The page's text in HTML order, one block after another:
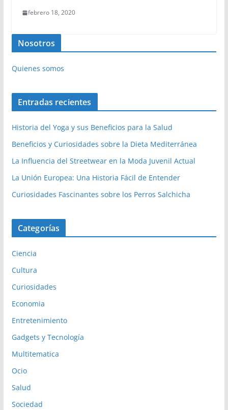
febrero 18, 2020
Nosotros
Quienes somos
Entradas recientes
Historia del Yoga y sus Beneficios para la Salud
Beneficios y Curiosidades sobre la Dieta Mediterránea
La Influencia del Streetwear en la Moda Juvenil Actual
La Unión Europea: Una Historia Fácil de Entender
Curiosidades Fascinantes sobre los Perros Salchicha
Categorías
Ciencia
Cultura
Curiosidades
Economia
Entretenimiento
Gadgets y Tecnología
Multitematica
Ocio
Salud
Sociedad